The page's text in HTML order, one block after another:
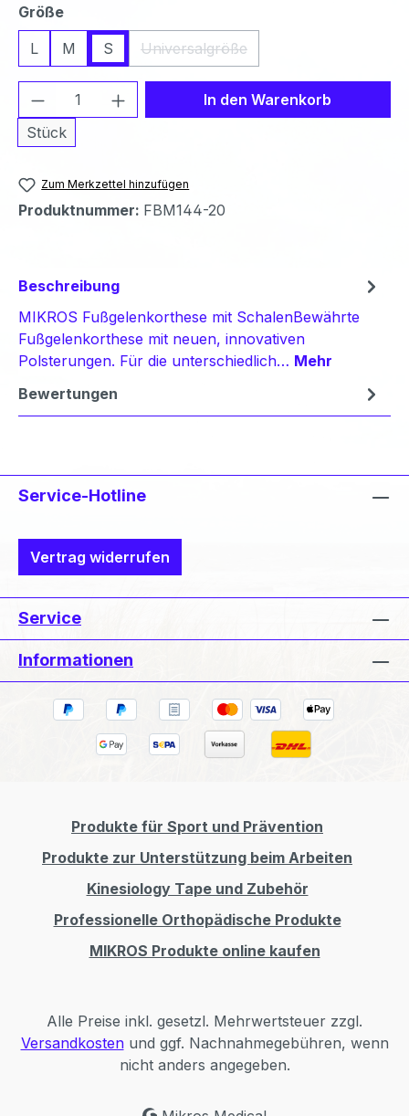
Größeauswählen
L M S Universalgröße
(Diese Option ist zurzeit nicht
Produkt Anzahl: Gib den
Stück
In den Warenkorb
Zum Merkzettel hinzufügen
Produktnummer: FBM144-20
Beschreibung
MIKROS Fußgelenkorthese mit SchalenBewährte
Fußgelenkorthese mit neuen, innovativen
Polsterungen. Für die unterschiedlich… Mehr
Bewertungen
Service-Hotline
Vertrag widerrufen
Service
Informationen
Produkte für Sport und Prävention
Produkte zur Unterstützung beim Arbeiten
Kinesiology Tape und Zubehör
Professionelle Orthopädische Produkte
MIKROS Produkte online kaufen
Alle Preise inkl. gesetzl. Mehrwertsteuer zzgl.
Versandkostenund ggf. Nachnahmegebühren, wenn
nicht anders angegeben.